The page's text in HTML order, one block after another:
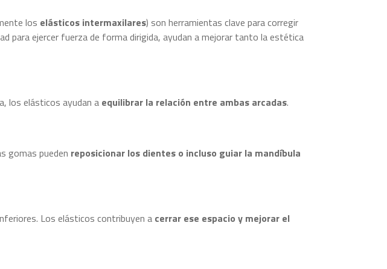
los elásticos intermaxilares) son herramientas clave para corregir
para ejercer fuerza de forma dirigida, ayudan a mejorar tanto la estética
los elásticos ayudan a equilibrar la relación entre ambas arcadas.
gomas pueden reposicionar los dientes o incluso guiar la mandíbula
Los elásticos contribuyen a cerrar ese espacio y mejorar el